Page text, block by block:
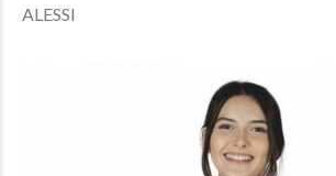
ALESSI